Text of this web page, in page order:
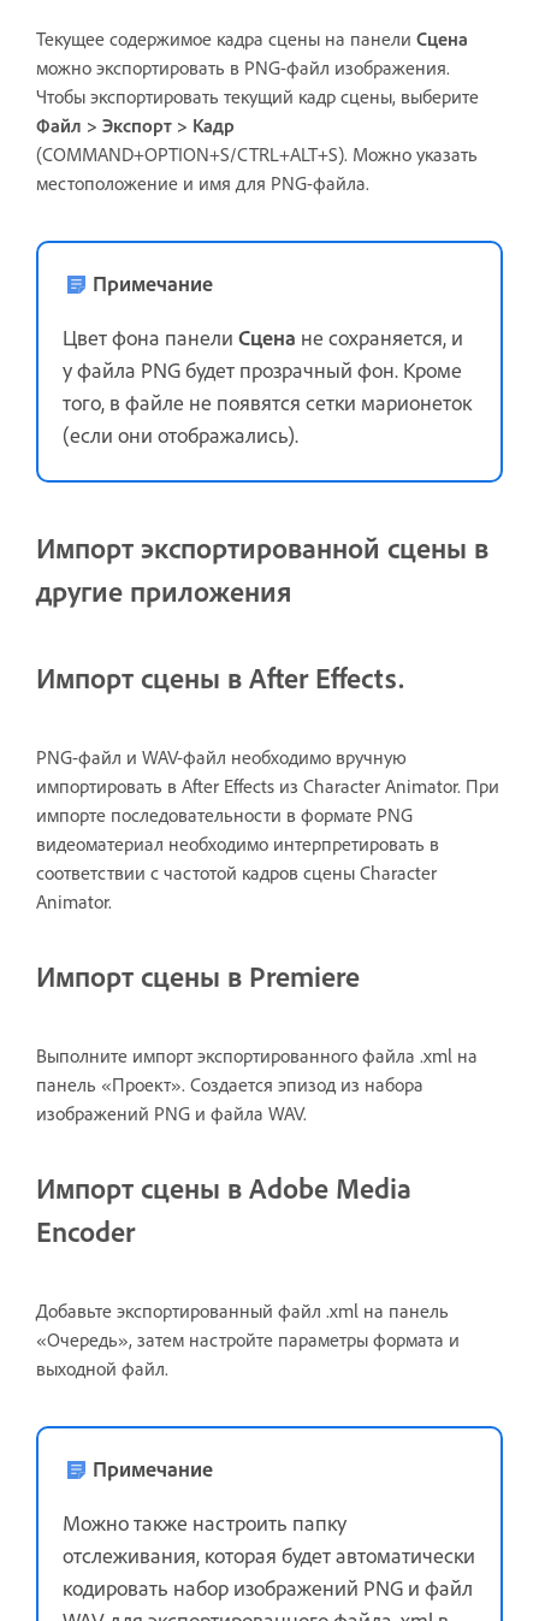
Текущее содержимое кадра сцены на панели Сцена
можно экспортировать в PNG-файл изображения.
Чтобы экспортировать текущий кадр сцены, выберите
Файл > Экспорт > Кадр
(COMMAND+OPTION+S/CTRL+ALT+S). Можно указать
местоположение и имя для PNG-файла.
Примечание
Цвет фона панели Сцена не сохраняется, и
у файла PNG будет прозрачный фон. Кроме
того, в файле не появятся сетки марионеток
(если они отображались).
Импорт экспортированной сцены в
другие приложения
Импорт сцены в After Effects.
PNG-файл и WAV-файл необходимо вручную
импортировать в After Effects из Character Animator. При
импорте последовательности в формате PNG
видеоматериал необходимо интерпретировать в
соответствии с частотой кадров сцены Character
Animator.
Импорт сцены в Premiere
Выполните импорт экспортированного файла .xml на
панель «Проект». Создается эпизод из набора
изображений PNG и файла WAV.
Импорт сцены в Adobe Media
Encoder
Добавьте экспортированный файл .xml на панель
«Очередь», затем настройте параметры формата и
выходной файл.
Примечание
Можно также настроить папку
отслеживания, которая будет автоматически
кодировать набор изображений PNG и файл